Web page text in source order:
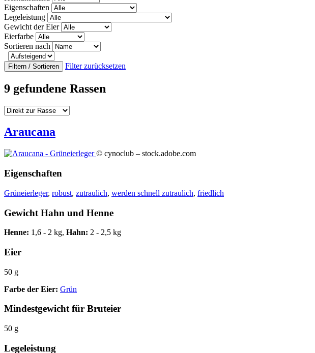
Eigenschaften
Legeleistung
Gewicht der Eier
Eierfarbe
Sortieren nach
Filtern / Sortieren Filter zurücksetzen
9 gefundene Rassen
Araucana
© cynoclub – stock.adobe.com
Eigenschaften
Grüneierleger, robust, zutraulich, werden schnell zutraulich, friedlich
Gewicht Hahn und Henne
Henne: 1,6 - 2 kg, Hahn: 2 - 2,5 kg
Eier
50 g
Farbe der Eier: Grün
Mindestgewicht für Bruteier
50 g
Legeleistung